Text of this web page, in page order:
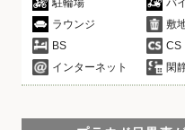
駐輪場
バ
ラウンジ
敷
BS
CS
インターネット
閑